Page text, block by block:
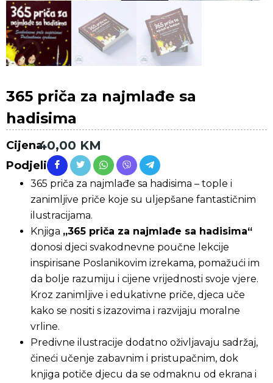
365 priča za najmlađe sa
hadisima
Cijena40,00 KM
Podjeli
365 priča za najmlađe sa hadisima – tople i
zanimljive priče koje su uljepšane fantastičnim
ilustracijama.
Knjiga „365 priča za najmlađe sa hadisima“
donosi djeci svakodnevne poučne lekcije
inspirisane Poslanikovim izrekama, pomažući im
da bolje razumiju i cijene vrijednosti svoje vjere.
Kroz zanimljive i edukativne priče, djeca uče
kako se nositi s izazovima i razvijaju moralne
vrline.
Predivne ilustracije dodatno oživljavaju sadržaj,
čineći učenje zabavnim i pristupačnim, dok
knjiga potiče djecu da se odmaknu od ekrana i